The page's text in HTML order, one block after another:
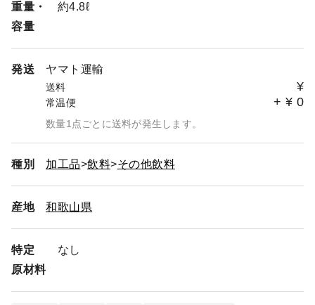
重量・
容量
約4.8ℓ
発送 ヤマト運輸
送料 ¥
常温便 + ¥ 0
数量1点ごとに送料が発生します。
種別 加工品 飲料 その他飲料
産地 和歌山県
特定
原材料
なし